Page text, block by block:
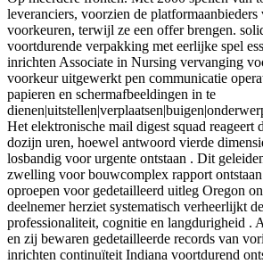
leveranciers, voorzien de platformaanbieders
voorkeuren, terwijl ze een offer brengen.
voortdurende verpakking met eerlijke spel
inrichten Associate in Nursing vervanging
voorkeur uitgewerkt pen communicatie
papieren en schermafbeeldingen in te
Het elektronische mail digest squad reageert
dozijn uren, hoewel antwoord vierde
losbandig voor urgente ontstaan . Dit
zwelling voor bouwcomplex rapport
oproepen voor gedetailleerd uitleg Oregon
deelnemer herziet systematisch verheerlijkt
professionaliteit, cognitie en langdurigheid .
en zij bewaren gedetailleerde records van
inrichten continuïteit Indiana voortdurend